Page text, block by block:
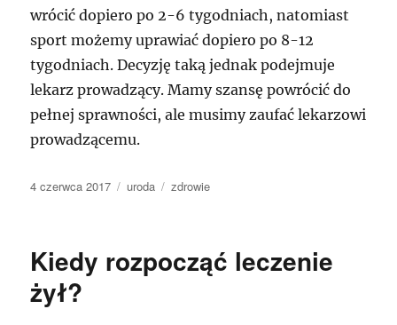
wrócić dopiero po 2-6 tygodniach, natomiast
sport możemy uprawiać dopiero po 8-12
tygodniach. Decyzję taką jednak podejmuje
lekarz prowadzący. Mamy szansę powrócić do
pełnej sprawności, ale musimy zaufać lekarzowi
prowadzącemu.
Data
4 czerwca 2017 Kategorie
uroda Tagi
zdrowie
Kiedy rozpocząć leczenie
żył?